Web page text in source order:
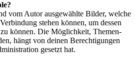
vom Autor ausgewählte Bilder, welche
stehen können, um dessen
können. Die Möglichkeit, Themen-
hängt von deinen Berechtigungen
gesetzt hat.